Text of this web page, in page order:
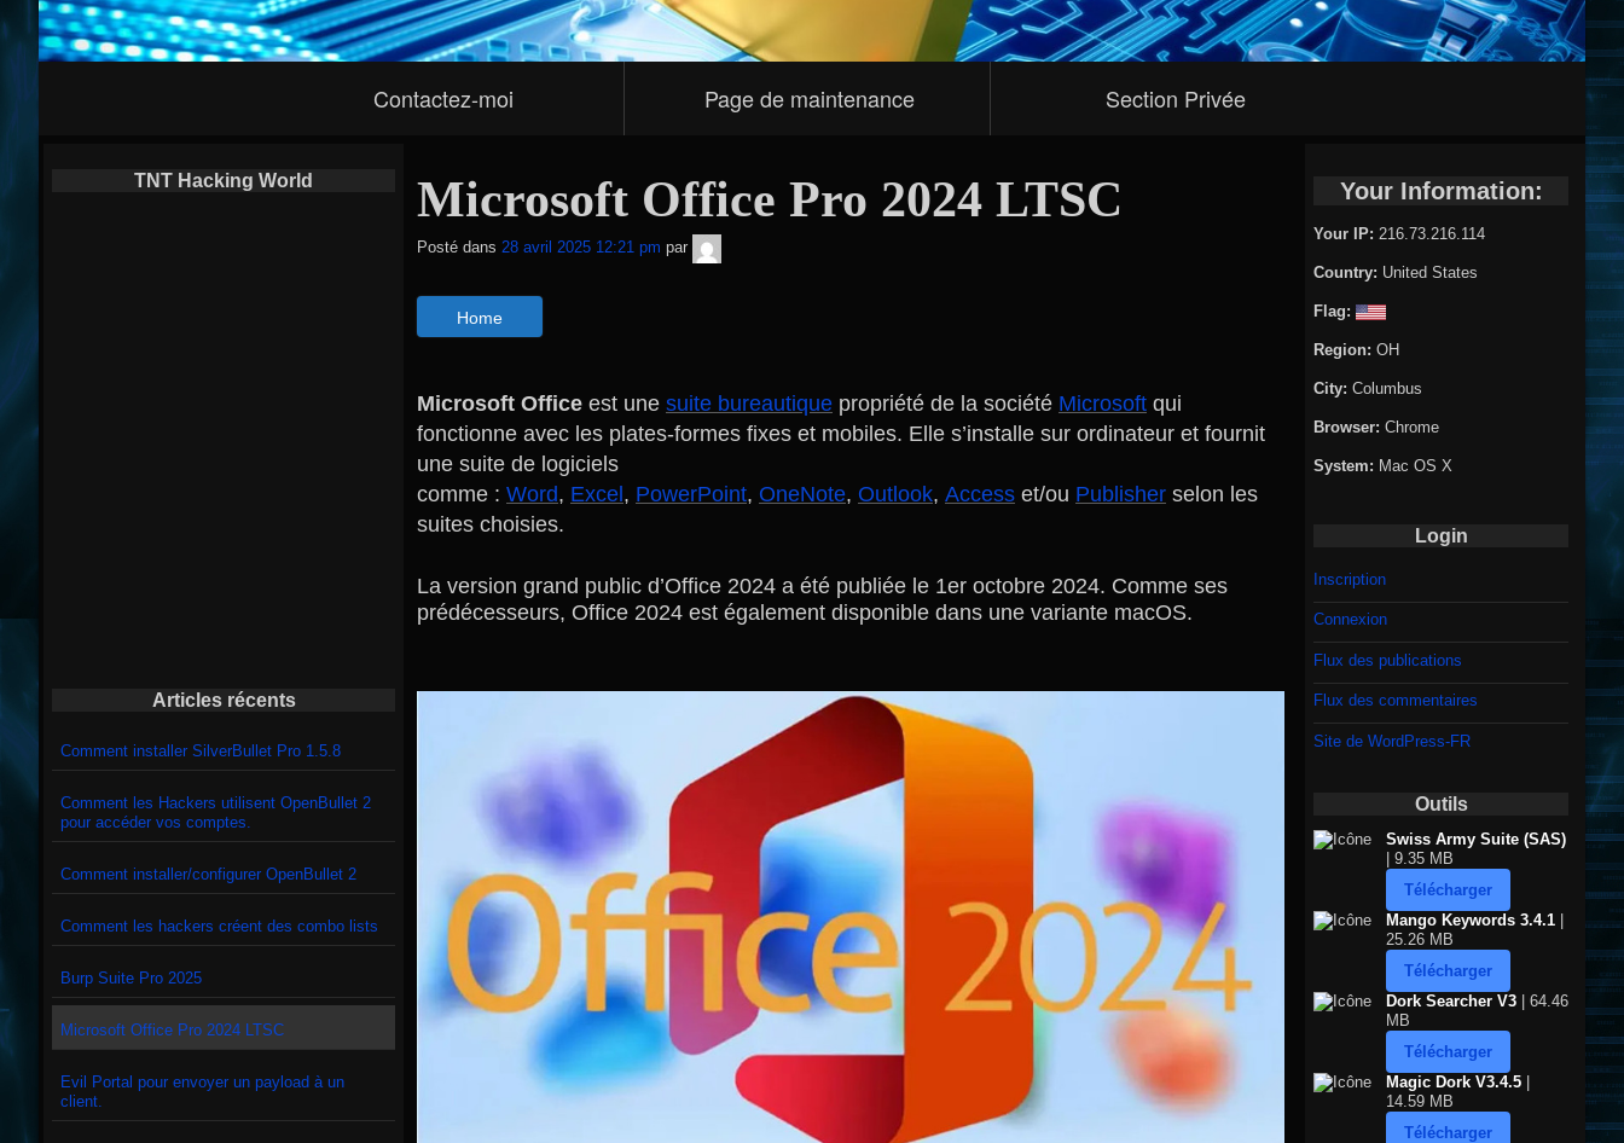
Contactez-moi Page de maintenance Section Privée
Microsoft Office Pro 2024 LTSC
Posté dans 28 avril 2025 12:21 pm par
Sécurité
Home
Microsoft Office est une suite bureautique propriété de la société Microsoft qui
fonctionne avec les plates-formes fixes et mobiles. Elle s’installe sur ordinateur et fournit
une suite de logiciels
comme : Word, Excel , PowerPoint, OneNote, Outlook, Access et/ou Publisher selon les
suites choisies.
La version grand public d’Office 2024 a été publiée le 1er octobre 2024. Comme ses
prédécesseurs, Office 2024 est également disponible dans une variante macOS.
Your Information:
Your IP: 216.73.216.114
Country: United States
Flag:
Region: OH
City: Columbus
Browser: Chrome
System: Mac OS X
Login
Inscription
Connexion
Flux des publications
Flux des commentaires
Site de WordPress-FR
Outils
Swiss Army Suite (SAS)
| 9.35 MB
Télécharger
Mango Keywords 3.4.1|
25.26 MB
Télécharger
Dork Searcher V3| 64.46
MB
Télécharger
Magic Dork V3.4.5|
14.59 MB
Télécharger
TNT Hacking World
Articles récents
Comment installer SilverBullet Pro 1.5.8
Comment les Hackers utilisent OpenBullet 2
pour accéder vos comptes.
Comment installer/configurer OpenBullet 2
Comment les hackers créent des combo lists
Burp Suite Pro 2025
Microsoft Office Pro 2024 LTSC
Evil Portal pour envoyer un payload à un
client.